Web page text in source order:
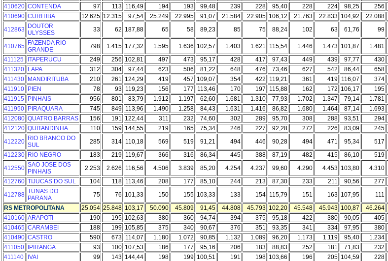
410620 CONTENDA 97 113 116,49 194 193 99,48 239 228 95,40 228 224 98,25 256
410690 CURITIBA 12.625 12.315 97,54 25.249 22.995 91,07 21.584 22.905 106,12 21.763 22.833 104,92 22.088
412863
DOUTOR
ULYSSES
33 62 187,88 65 58 89,23 85 75 88,24 102 63 61,76 99
410765
FAZENDA RIO
GRANDE
798 1.415 177,32 1.595 1.636 102,57 1.403 1.621 115,54 1.446 1.473 101,87 1.481
411125
ITAPERUCU 249 256 102,81 497 473 95,17 428 417 97,43 449 439 97,77 430
411320
LAPA 312 304 97,44 623 506 81,22 648 476 73,46 627 542 86,44 658
411430
MANDIRITUBA 210 261 124,29 419 457 109,07 354 422 119,21 361 419 116,07 374
411910
PIEN 78 93 119,23 156 177 113,46 170 197 115,88 162 172 106,17 195
411915
PINHAIS 956 801 83,79 1.912 1.197 62,60 1.681 1.310 77,93 1.702 1.347 79,14 1.781
411950
PIRAQUARA 745 849 113,96 1.490 1.258 84,43 1.631 1.416 86,82 1.680 1.464 87,14 1.693
412080 QUATRO BARRAS 156 191 122,44 311 232 74,60 302 289 95,70 308 288 93,51 294
412120 QUITANDINHA 110 159 144,55 219 165 75,34 246 227 92,28 272 226 83,09 245
412220 RIO BRANCO DO
SUL
285 314 110,18 569 519 91,21 494 446 90,28 494 471 95,34 517
412230 RIO NEGRO 183 219 119,67 366 316 86,34 445 388 87,19 482 415 86,10 519
412550 SAO JOSE DOS
PINHAIS
2.253 2.626 116,56 4.506 3.839 85,20 4.254 4.237 99,60 4.290 4.453 103,80 4.310
412760 TIJUCAS DO SUL 104 118 113,46 208 177 85,10 244 213 87,30 233 211 90,56 277
412788 TUNAS DO
PARANA
75 76 101,33 150 155 103,33 133 154 115,79 151 163 107,95 111
RS METROPOLITANA
25.054 25.848 103,17 50.090 45.809 91,45 44.808 45.793 102,20 45.548 45.943 100,87 46.264
410160 ARAPOTI 190 195 102,63 380 360 94,74 394 375 95,18 422 380 90,05 405
410465 CARAMBEI 188 199 105,85 375 340 90,67 376 351 93,35 341 334 97,95 380
410490 CASTRO 590 673 114,07 1.180 1.072 90,85 1.132 1.089 96,20 1.173 1.119 95,40 1.234
411050
IPIRANGA 93 100 107,53 186 177 95,16 206 183 88,83 252 181 71,83 232
411140
IVAI 99 143 144,44 198 199 100,51 191 198 103,66 196 205 104,59 228